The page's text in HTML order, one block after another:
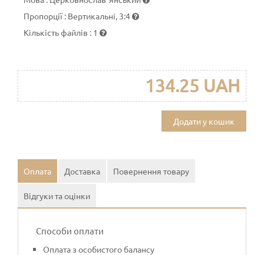
Пропорції : Вертикальні, 3:4
Кількість файлів : 1
134.25 UAH
Додати у кошик
Оплата Доставка Повернення товару
Відгуки та оцінки
Способи оплати
Оплата з особистого балансу